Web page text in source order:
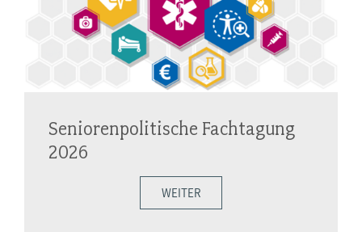
Seniorenpolitische Fachtagung
2026
WEITER